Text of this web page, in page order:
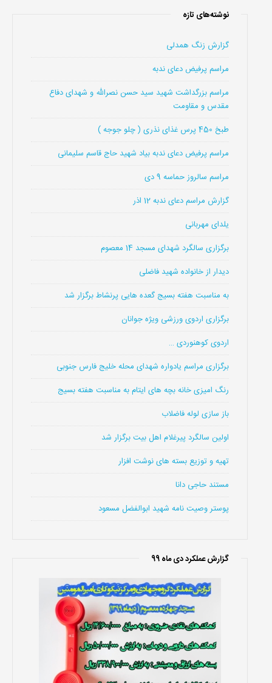
نوشته‌های تازه
گزارش زنگ همدلی
مراسم پرفیض دعای ندبه
مراسم بزرگداشت شهید سید حسن نصرالله و شهدای دفاع
مقدس و مقاومت
طبخ 450 پرس غذای نذری ( چلو جوجه )
مراسم پرفیض دعای ندبه بیاد شهید حاج قاسم سلیمانی
مراسم سالروز حماسه 9 دی
گزارش مراسم دعای ندبه 12 اذر
یلدای مهربانی
برگزاری سالگرد شهدای مسجد 14 معصوم
دیدار از خانواده شهید فاضلی
به مناسبت هفته بسیج گعده هایی پرنشاط برگزار شد
برگزاری اردوی ورزشی ویژه جوانان
اردوی کوهنوردی …
برگزاری مراسم یادواره شهدای محله خلیج فارس جنوبی
رنگ امیزی خانه بچه های ایتام به مناسبت هفته بسیج
باز سازی لوله فاضلاب
اولین سالگرد پیرغلام اهل بیت برگزار شد
تهیه و توزیع بسته های نوشت افزار
مستند حاجی دانا
پوستر وصیت نامه شهید ابوالفضل مسعود
گزارش عملکرد دی ماه 99